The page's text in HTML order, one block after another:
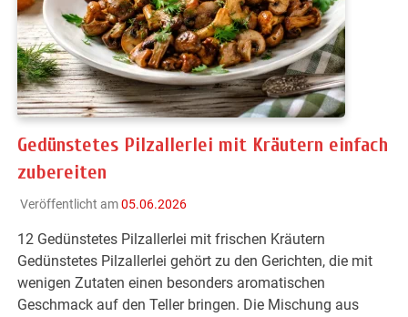
Gedünstetes Pilzallerlei mit Kräutern einfach
zubereiten
Veröffentlicht am05.06.2026
12 Gedünstetes Pilzallerlei mit frischen Kräutern
Gedünstetes Pilzallerlei gehört zu den Gerichten, die mit
wenigen Zutaten einen besonders aromatischen
Geschmack auf den Teller bringen. Die Mischung aus